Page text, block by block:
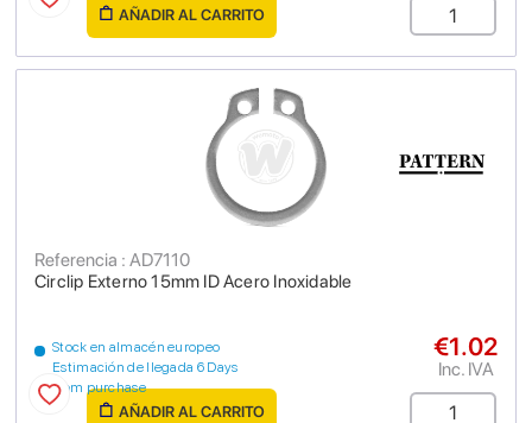
AÑADIR AL CARRITO
Circlip Externo 15mm ID Acero Inoxidable
Referencia : AD7110
Stock en almacén europeo
Estimación de llegada 6 Days
from purchase
€1.02
Inc. IVA
AÑADIR AL CARRITO